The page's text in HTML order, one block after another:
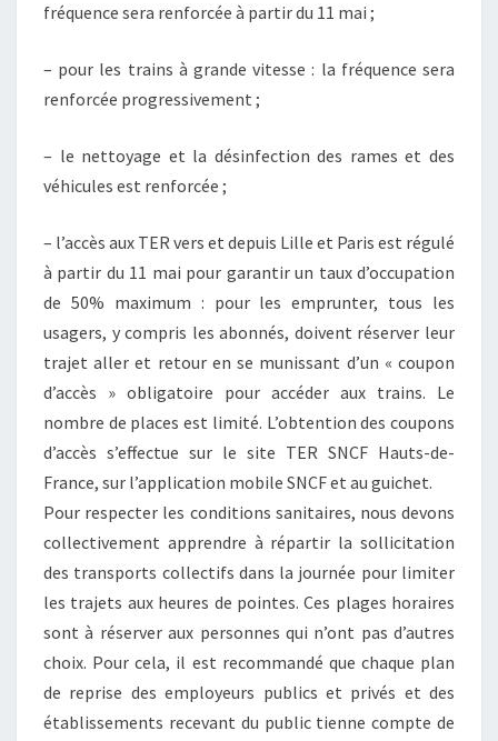
fréquence sera renforcée à partir du 11 mai ;
– pour les trains à grande vitesse : la fréquence sera
renforcée progressivement ;
– le nettoyage et la désinfection des rames et des
véhicules est renforcée ;
– l’accès aux TER vers et depuis Lille et Paris est régulé
à partir du 11 mai pour garantir un taux d’occupation
de 50% maximum : pour les emprunter, tous les
usagers, y compris les abonnés, doivent réserver leur
trajet aller et retour en se munissant d’un « coupon
d’accès » obligatoire pour accéder aux trains. Le
nombre de places est limité. L’obtention des coupons
d’accès s’effectue sur le site TER SNCF Hauts-de-
France, sur l’application mobile SNCF et au guichet.
Pour respecter les conditions sanitaires, nous devons
collectivement apprendre à répartir la sollicitation
des transports collectifs dans la journée pour limiter
les trajets aux heures de pointes. Ces plages horaires
sont à réserver aux personnes qui n’ont pas d’autres
choix. Pour cela, il est recommandé que chaque plan
de reprise des employeurs publics et privés et des
établissements recevant du public tienne compte de